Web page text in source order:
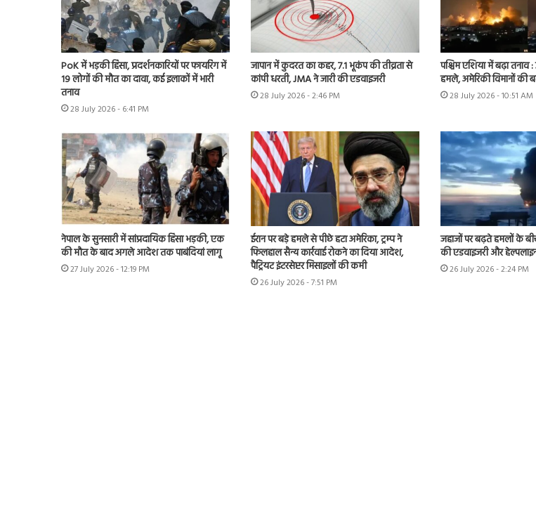
PoK में भड़की हिंसा, प्रदर्शनकारियों पर फायरिंग में
19 लोगों की मौत का दावा, कई इलाकों में भारी
तनाव
28 July 2026 - 6:41 PM
जापान में कुदरत का कहर, 7.1 भूकंप की तीव्रता से
कांपी धरती, JMA ने जारी की एडवाइजरी
28 July 2026 - 2:46 PM
पश्चिम एशिया में बढ़ा तनाव :
हमले, अमेरिकी विमानों की
28 July 2026 - 10:51 AM
नेपाल के सुनसारी में सांप्रदायिक हिंसा भड़की, एक
की मौत के बाद अगले आदेश तक पाबंदियां लागू
27 July 2026 - 12:19 PM
ईरान पर बड़े हमले से पीछे हटा अमेरिका, ट्रम्प ने
फिलहाल सैन्य कार्रवाई रोकने का दिया आदेश,
पैट्रियट इंटरसेप्टर मिसाइलों की कमी
26 July 2026 - 7:51 PM
जहाजों पर बढ़ते हमलों के
की एडवाइजरी और
26 July 2026 - 2:24 PM